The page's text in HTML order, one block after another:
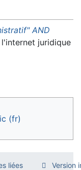
AND
juridique
(fr)
liées Version